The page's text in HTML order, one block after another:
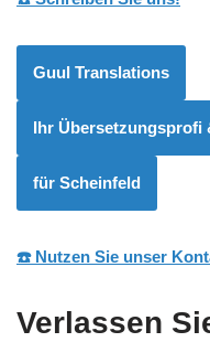
Guul Translations
Ihr Übersetzungsprofi
für Scheinfeld
☎️ Nutzen Sie unser
Verlassen